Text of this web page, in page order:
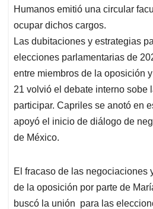
Humanos emitió una circular
ocupar dichos cargos.
Las dubitaciones y estrategias
elecciones parlamentarias de
entre miembros de la oposición
21 volvió el debate interno sobe
participar. Capriles se anotó en
apoyó el inicio de diálogo de
de México.
El fracaso de las negociaciones
de la oposición por parte de
buscó la unión para las